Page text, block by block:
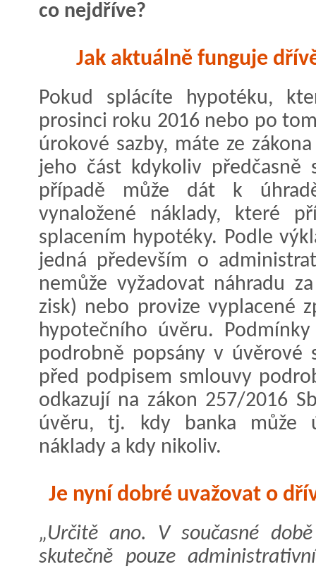
co nejdříve?
Jak aktuálně funguje
Pokud splácíte hypotéku,
prosinci roku 2016 nebo po
úrokové sazby, máte ze
jeho část kdykoliv
případě může dát k
vynaložené náklady, které
splacením hypotéky. Podle
jedná především o
nemůže vyžadovat náhradu
zisk) nebo provize vyplacené
hypotečního úvěru.
podrobně popsány v
před podpisem smlouvy
odkazují na zákon 257/2016
úvěru, tj. kdy banka může
náklady a kdy nikoliv.
Je nyní dobré uvažovat o
„Určitě ano. V současné
skutečně pouze